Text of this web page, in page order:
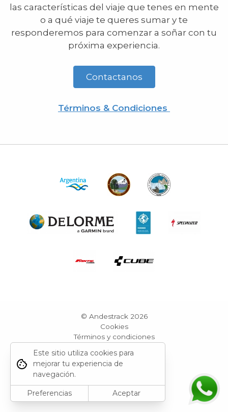
las características del viaje que tenes en mente
o a qué viaje te queres sumar y te
responderemos para comenzar a soñar con tu
próxima experiencia.
Contactanos
Términos & Condiciones
© Andestrack 2026
Cookies
Términos y condiciones
Powered by Grid Web Engine
Este sitio utiliza cookies para
mejorar tu experiencia de
navegación.
Preferencias Aceptar